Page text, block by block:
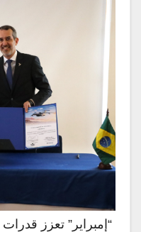
“إمبراير” تعزز قدرات